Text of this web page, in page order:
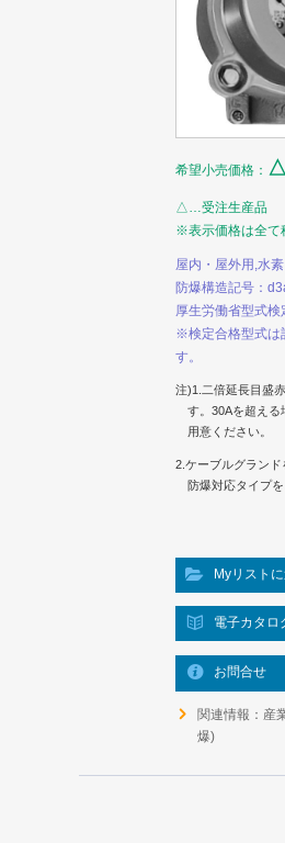
希望小売価格：
△…受注生産品
※表示価格は全て
屋内・屋外用,水
防爆構造記号：
厚生労働省型式検
※検定合格型式は
す。
注)1.二倍延長目盛
す。30Aを超える
用意ください。
2.ケーブルグラン
防爆対応タイプ
Myリスト
電子カタロ
お問合せ
関連情報：産
爆)